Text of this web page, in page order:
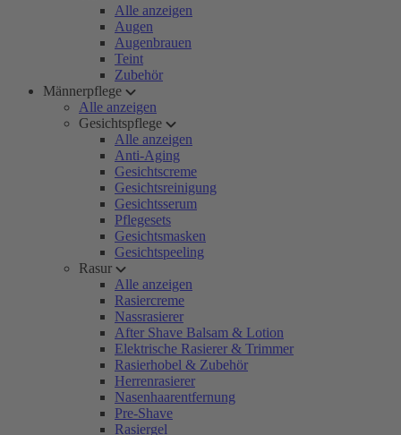
Alle anzeigen
Augen
Augenbrauen
Teint
Zubehör
Männerpflege
Alle anzeigen
Gesichtspflege
Alle anzeigen
Anti-Aging
Gesichtscreme
Gesichtsreinigung
Gesichtsserum
Pflegesets
Gesichtsmasken
Gesichtspeeling
Rasur
Alle anzeigen
Rasiercreme
Nassrasierer
After Shave Balsam & Lotion
Elektrische Rasierer & Trimmer
Rasierhobel & Zubehör
Herrenrasierer
Nasenhaarentfernung
Pre-Shave
Rasiergel